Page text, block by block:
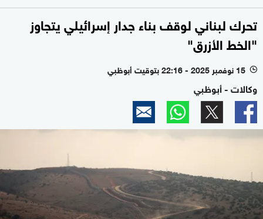
تحرك لبناني لوقف بناء جدار إسرائيلي يتجاوز
"الخط الأزرق"
l 15 نوفمبر 2025 - 22:16 بتوقيت أبوظبي
وكالات - أبوظبي